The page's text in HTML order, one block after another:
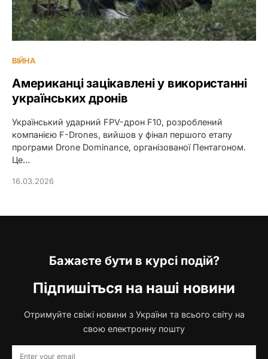
ВІЙНА
Американці зацікавлені у використанні
українських дронів
Український ударний FPV-дрон F10, розроблений
компанією F-Drones, вийшов у фінал першого етапу
програми Drone Dominance, організованої Пентагоном.
Це…
16.03.2026
Бажаєте бути в курсі подій?
Підпишіться на наші новини
Отримуйте свіжі новини з України та всього світу на
свою електронну пошту